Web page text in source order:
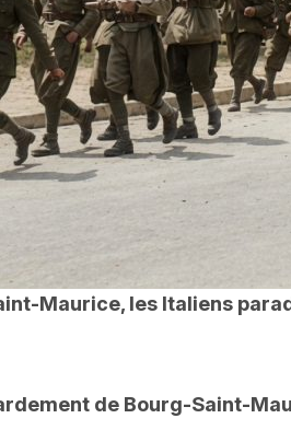
Maurice, les Italiens
de Bourg-Saint-